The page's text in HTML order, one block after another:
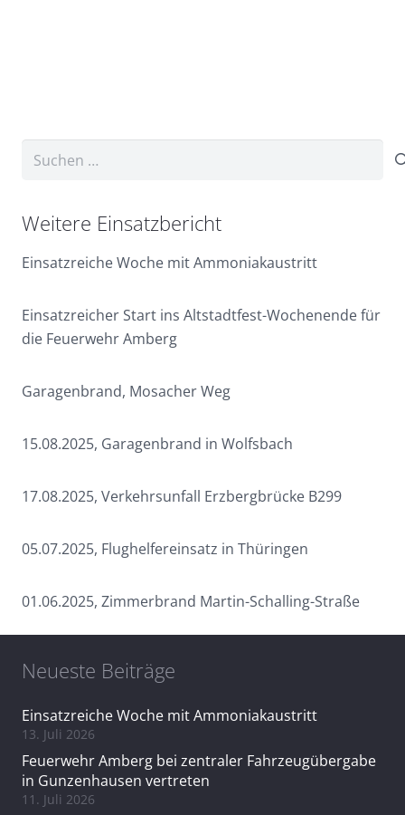
Suchen
Weitere Einsatzbericht
Einsatzreiche Woche mit Ammoniakaustritt
Einsatzreicher Start ins Altstadtfest-Wochenende für
die Feuerwehr Amberg
Garagenbrand, Mosacher Weg
15.08.2025, Garagenbrand in Wolfsbach
17.08.2025, Verkehrsunfall Erzbergbrücke B299
05.07.2025, Flughelfereinsatz in Thüringen
01.06.2025, Zimmerbrand Martin-Schalling-Straße
Neueste Beiträge
Einsatzreiche Woche mit Ammoniakaustritt
13. Juli 2026
Feuerwehr Amberg bei zentraler Fahrzeugübergabe
in Gunzenhausen vertreten
11. Juli 2026